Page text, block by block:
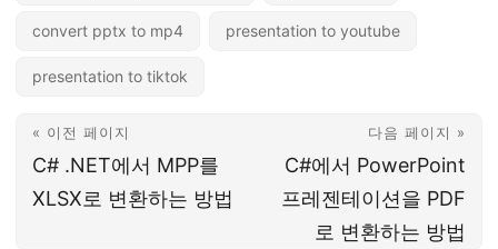
convert pptx to mp4 presentation to youtube
presentation to tiktok
« 이전 페이지
C# .NET에서 MPP를
XLSX로 변환하는 방법
다음 페이지 »
C#에서 PowerPoint
프레젠테이션을 PDF
로 변환하는 방법